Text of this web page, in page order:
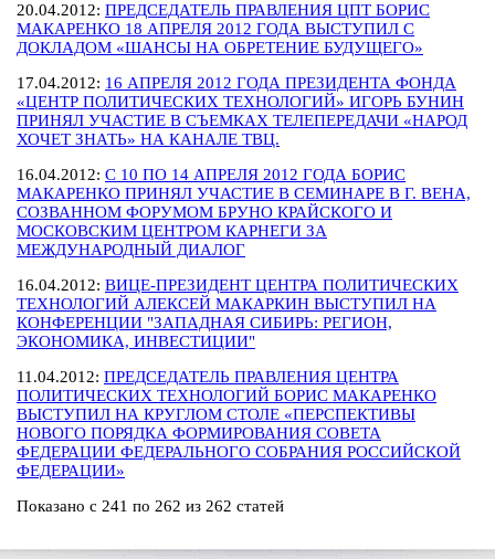
20.04.2012: ПРЕДСЕДАТЕЛЬ ПРАВЛЕНИЯ ЦПТ БОРИС
МАКАРЕНКО 18 АПРЕЛЯ 2012 ГОДА ВЫСТУПИЛ С
ДОКЛАДОМ «ШАНСЫ НА ОБРЕТЕНИЕ БУДУЩЕГО»
17.04.2012: 16 АПРЕЛЯ 2012 ГОДА ПРЕЗИДЕНТА ФОНДА
«ЦЕНТР ПОЛИТИЧЕСКИХ ТЕХНОЛОГИЙ» ИГОРЬ БУНИН
ПРИНЯЛ УЧАСТИЕ В СЪЕМКАХ ТЕЛЕПЕРЕДАЧИ «НАРОД
ХОЧЕТ ЗНАТЬ» НА КАНАЛЕ ТВЦ.
16.04.2012: С 10 ПО 14 АПРЕЛЯ 2012 ГОДА БОРИС
МАКАРЕНКО ПРИНЯЛ УЧАСТИЕ В СЕМИНАРЕ В Г. ВЕНА,
СОЗВАННОМ ФОРУМОМ БРУНО КРАЙСКОГО И
МОСКОВСКИМ ЦЕНТРОМ КАРНЕГИ ЗА
МЕЖДУНАРОДНЫЙ ДИАЛОГ
16.04.2012: ВИЦЕ-ПРЕЗИДЕНТ ЦЕНТРА ПОЛИТИЧЕСКИХ
ТЕХНОЛОГИЙ АЛЕКСЕЙ МАКАРКИН ВЫСТУПИЛ НА
КОНФЕРЕНЦИИ "ЗАПАДНАЯ СИБИРЬ: РЕГИОН,
ЭКОНОМИКА, ИНВЕСТИЦИИ"
11.04.2012: ПРЕДСЕДАТЕЛЬ ПРАВЛЕНИЯ ЦЕНТРА
ПОЛИТИЧЕСКИХ ТЕХНОЛОГИЙ БОРИС МАКАРЕНКО
ВЫСТУПИЛ НА КРУГЛОМ СТОЛЕ «ПЕРСПЕКТИВЫ
НОВОГО ПОРЯДКА ФОРМИРОВАНИЯ СОВЕТА
ФЕДЕРАЦИИ ФЕДЕРАЛЬНОГО СОБРАНИЯ РОССИЙСКОЙ
ФЕДЕРАЦИИ»
Показано с 241 по 262 из 262 статей